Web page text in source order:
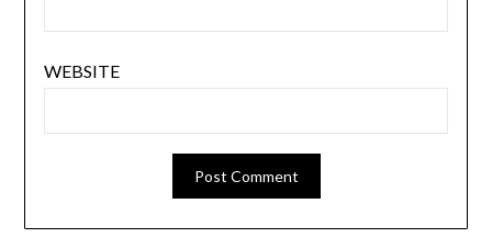
WEBSITE